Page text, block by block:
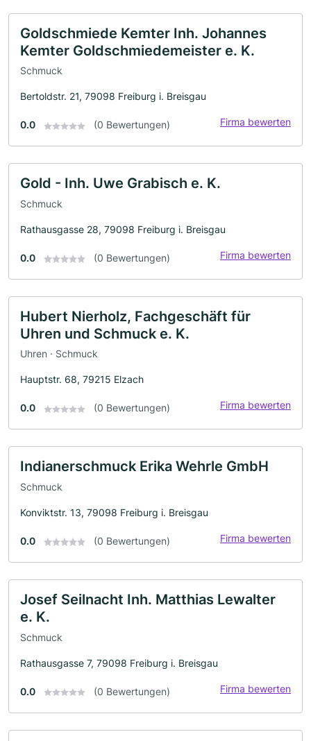
Goldschmiede Kemter Inh. Johannes
Kemter Goldschmiedemeister e. K.
Schmuck
Bertoldstr. 21, 79098 Freiburg i. Breisgau
0.0 (0 Bewertungen) Firma bewerten
Gold - Inh. Uwe Grabisch e. K.
Schmuck
Rathausgasse 28, 79098 Freiburg i. Breisgau
0.0 (0 Bewertungen) Firma bewerten
Hubert Nierholz, Fachgeschäft für
Uhren und Schmuck e. K.
Uhren · Schmuck
Hauptstr. 68, 79215 Elzach
0.0 (0 Bewertungen) Firma bewerten
Indianerschmuck Erika Wehrle GmbH
Schmuck
Konviktstr. 13, 79098 Freiburg i. Breisgau
0.0 (0 Bewertungen) Firma bewerten
Josef Seilnacht Inh. Matthias Lewalter
e. K.
Schmuck
Rathausgasse 7, 79098 Freiburg i. Breisgau
0.0 (0 Bewertungen) Firma bewerten